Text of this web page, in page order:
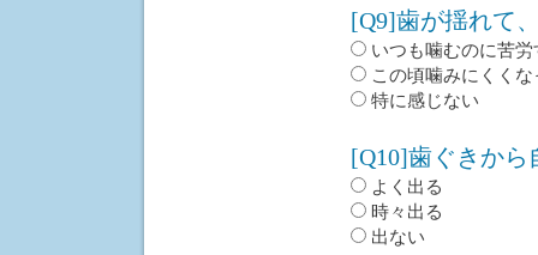
[Q9]歯が揺れて
いつも噛むのに苦労
この頃噛みにくく
特に感じない
[Q10]歯ぐきから
よく出る
時々出る
出ない